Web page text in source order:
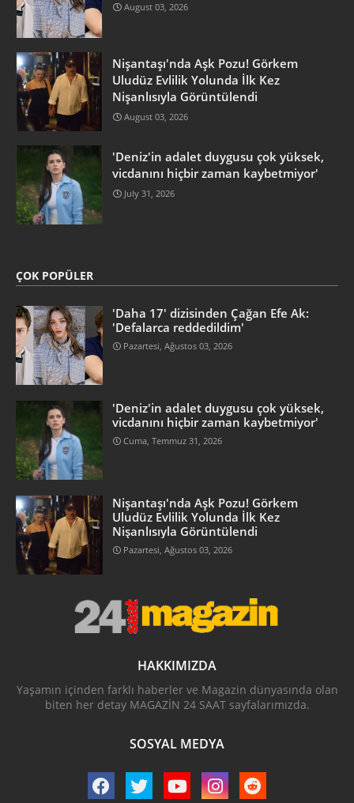
August 03, 2026
Nişantaşı'nda Aşk Pozu! Görkem
Uludüz Evlilik Yolunda İlk Kez
Nişanlısıyla Görüntülendi
August 03, 2026
'Deniz'in adalet duygusu çok yüksek,
vicdanını hiçbir zaman kaybetmiyor'
July 31, 2026
ÇOK POPÜLER
'Daha 17' dizisinden Çağan Efe Ak:
'Defalarca reddedildim'
Pazartesi, Ağustos 03, 2026
'Deniz'in adalet duygusu çok yüksek,
vicdanını hiçbir zaman kaybetmiyor'
Cuma, Temmuz 31, 2026
Nişantaşı'nda Aşk Pozu! Görkem
Uludüz Evlilik Yolunda İlk Kez
Nişanlısıyla Görüntülendi
Pazartesi, Ağustos 03, 2026
HAKKIMIZDA
Yaşamın içinden farklı haberler ve Magazin dünyasında olan
biten her detay MAGAZİN 24 SAAT sayfalarımızda.
SOSYAL MEDYA